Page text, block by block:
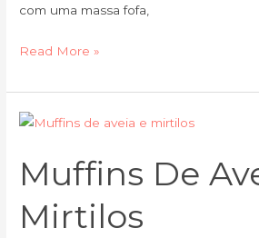
com uma massa fofa,
Read More »
Muffins De
Mirtilos
Muffins
aveia
e
mirtilos